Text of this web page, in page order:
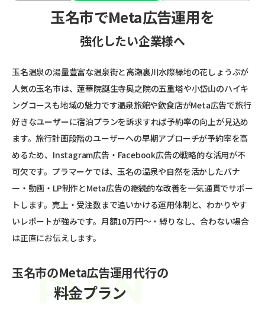
玉名市でMeta広告運用を
強化したい企業様へ
玉名温泉の湯量豊富な温泉街と高瀬裏川水際緑地の花しょうぶが
人気の玉名市は、蓮華院誕生寺奥之院の五重塔や小岱山のハイキ
ングコースも地域の魅力です――温泉旅館や飲食店がMeta広告で旅行
好きなユーザーに宿泊プランを訴求すれば予約率の向上が見込め
ます。旅行計画段階のユーザーへの早期アプローチが予約率を高
めるため、Instagram広告・Facebook広告の戦略的な活用が不
可欠です。プラマーケでは、玉名の温泉や自然を活かしたバナ
ー・動画・LP制作とMeta広告の継続的な改善を一気通貫でサポー
トします。売上・受注数まで追いかける運用体制と、わかりやす
いレポートが強みです。月額10万円〜・縛りなし、合わない場合
は正直にお伝えします。
玉名市のMeta広告運用代行の
料金プラン